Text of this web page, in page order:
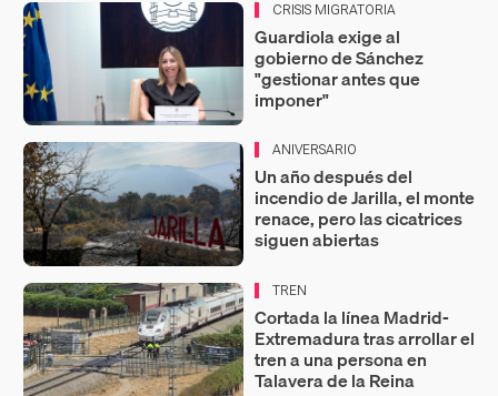
CRISIS MIGRATORIA
Guardiola exige al
gobierno de Sánchez
"gestionar antes que
imponer"
ANIVERSARIO
Un año después del
incendio de Jarilla, el monte
renace, pero las cicatrices
siguen abiertas
TREN
Cortada la línea Madrid-
Extremadura tras arrollar el
tren a una persona en
Talavera de la Reina